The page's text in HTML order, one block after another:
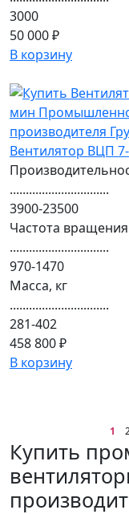
3000
50 000 ₽
В корзину
Вентилятор ВЦП
...............................
3900-23500
Частота
...............................
970-1470
Масса, кг
...............................
281-402
458 800 ₽
В корзину
1
Купить